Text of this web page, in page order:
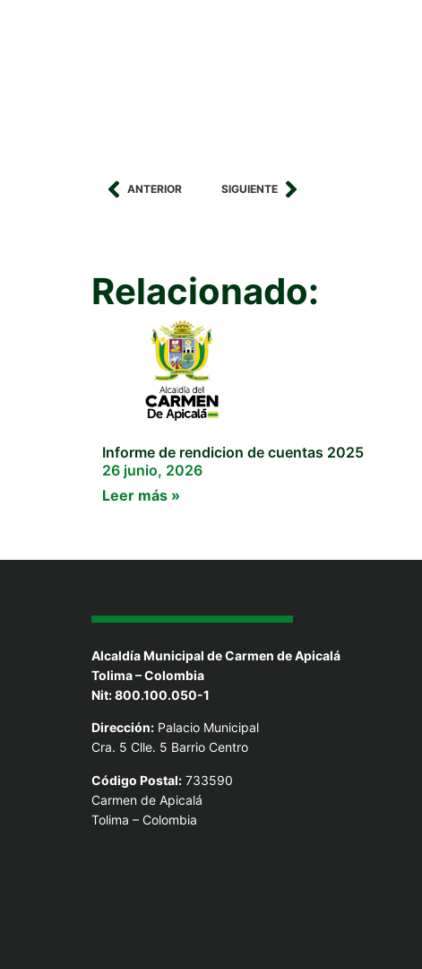
ANTERIOR SIGUIENTE
Relacionado:
Informe de rendicion de cuentas 2025
26 junio, 2026
Leer más »
Alcaldía Municipal de Carmen de Apicalá
Tolima – Colombia
Nit: 800.100.050-1
Dirección: Palacio Municipal
Cra. 5 Clle. 5 Barrio Centro
Código Postal: 733590
Carmen de Apicalá
Tolima – Colombia